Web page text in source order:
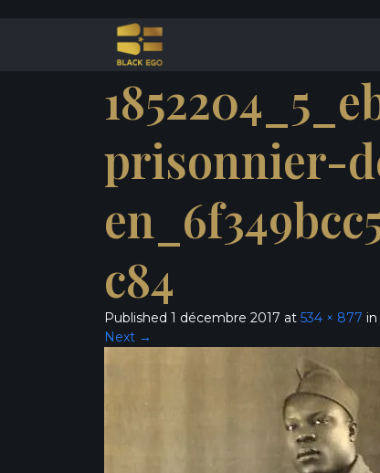
prisonnier-
c84
Published 1 décembre 2017 at 534 × 877 in
Next →